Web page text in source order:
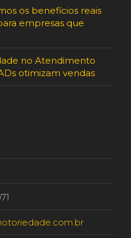
os benefícios reais
empresas que
no Atendimento
otimizam vendas